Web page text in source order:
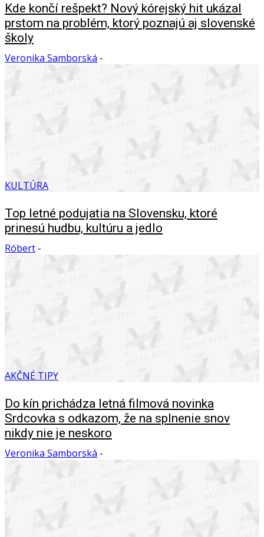
Kde končí rešpekt? Nový kórejský hit ukázal
prstom na problém, ktorý poznajú aj slovenské
školy
Veronika Samborská -
KULTÚRA
Top letné podujatia na Slovensku, ktoré
prinesú hudbu, kultúru a jedlo
Róbert -
AKČNÉ TIPY
Do kín prichádza letná filmová novinka
Srdcovka s odkazom, že na splnenie snov
nikdy nie je neskoro
Veronika Samborská -